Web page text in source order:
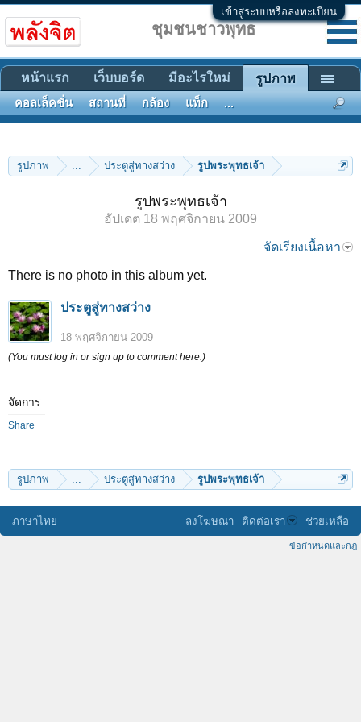
เข้าสู่ระบบหรือลงทะเบียน
รูปภาพ ... ประตูสู่ทางสว่าง รูปพระพุทธเจ้า
รูปพระพุทธเจ้า
อัปเดต 18 พฤศจิกายน 2009
จัดเรียงเนื้อหา
There is no photo in this album yet.
ประตูสู่ทางสว่าง
18 พฤศจิกายน 2009
(You must log in or sign up to comment here.)
จัดการ
Share
รูปภาพ ... ประตูสู่ทางสว่าง รูปพระพุทธเจ้า
ชุมชนชาวพุทธ
หน้าแรก เว็บบอร์ด มีอะไรใหม่ รูปภาพ
คอลเล็คชั่น สถานที่ กล้อง แท็ก ...
ภาษาไทย ลงโฆษณา ติดต่อเรา ช่วยเหลือ
ข้อกำหนดและกฎ